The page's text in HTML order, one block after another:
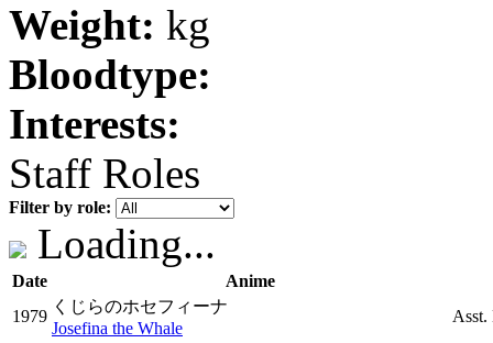
Weight: kg
Bloodtype:
Interests:
Staff Roles
Filter by role:
Loading...
Date
Anime
1979
くじらのホセフィーナ
Josefina the Whale
Asst.